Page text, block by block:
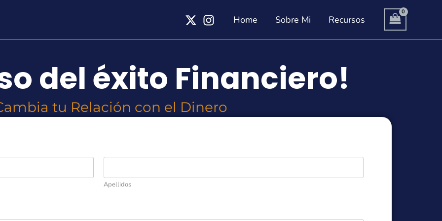
Home Sobre Mi Recursos
del éxito Financiero!
tu Relación con el Dinero
Apellidos